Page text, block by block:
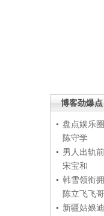
博客劲爆点
盘点娱乐
陈守学
男人出轨
宋宝和
韩雪领衔
陈立飞飞哥
新疆姑娘